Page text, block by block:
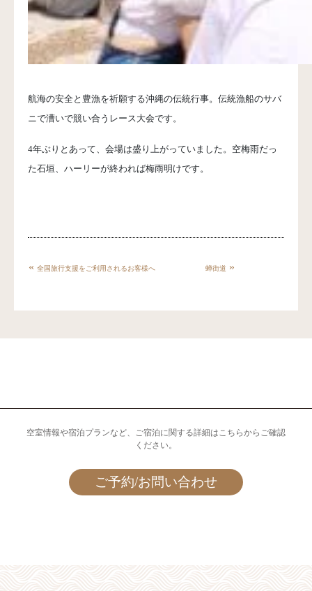
航海の安全と豊漁を祈願する沖縄の伝統行事。伝統漁船のサバ
ニで漕いで競い合うレース大会です。
4年ぶりとあって、会場は盛り上がっていました。空梅雨だっ
た石垣、ハーリーが終われば梅雨明けです。
« 全国旅行支援をご利用されるお客様へ 蝉街道 »
空室情報や宿泊プランなど、ご宿泊に関する詳細はこちらからご確認
ください。
ご予約/お問い合わせ